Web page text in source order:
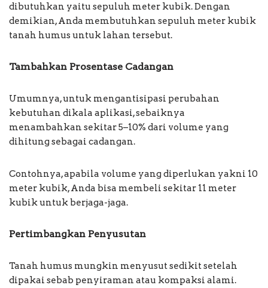
dibutuhkan yaitu sepuluh meter kubik. Dengan
demikian, Anda membutuhkan sepuluh meter kubik
tanah humus untuk lahan tersebut.
Tambahkan Prosentase Cadangan
Umumnya, untuk mengantisipasi perubahan
kebutuhan dikala aplikasi, sebaiknya
menambahkan sekitar 5–10% dari volume yang
dihitung sebagai cadangan.
Contohnya, apabila volume yang diperlukan yakni 10
meter kubik, Anda bisa membeli sekitar 11 meter
kubik untuk berjaga-jaga.
Pertimbangkan Penyusutan
Tanah humus mungkin menyusut sedikit setelah
dipakai sebab penyiraman atau kompaksi alami.